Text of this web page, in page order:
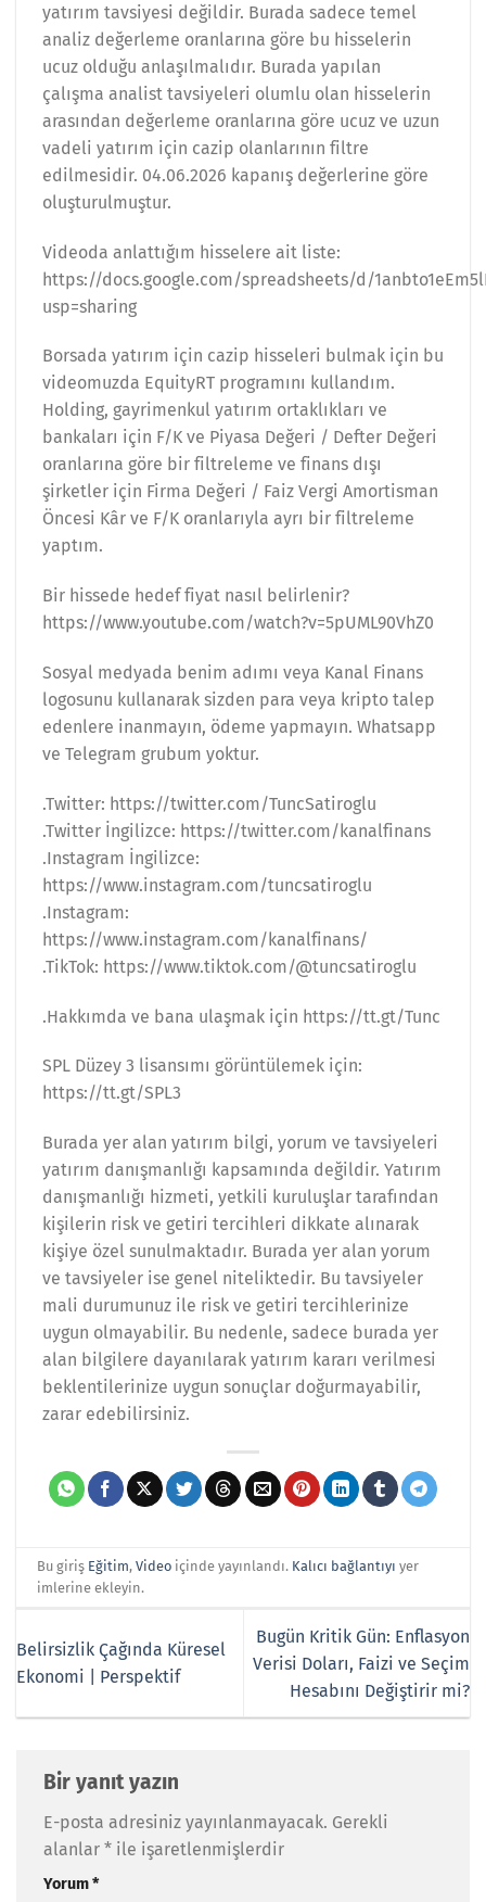
yatırım tavsiyesi değildir. Burada sadece temel
analiz değerleme oranlarına göre bu hisselerin
ucuz olduğu anlaşılmalıdır. Burada yapılan
çalışma analist tavsiyeleri olumlu olan hisselerin
arasından değerleme oranlarına göre ucuz ve uzun
vadeli yatırım için cazip olanlarının filtre
edilmesidir. 04.06.2026 kapanış değerlerine göre
oluşturulmuştur.
Videoda anlattığım hisselere ait liste:
https://docs.google.com/spreadsheets/d/
usp=sharing
Borsada yatırım için cazip hisseleri bulmak için bu
videomuzda EquityRT programını kullandım.
Holding, gayrimenkul yatırım ortaklıkları ve
bankaları için F/K ve Piyasa Değeri / Defter Değeri
oranlarına göre bir filtreleme ve finans dışı
şirketler için Firma Değeri / Faiz Vergi Amortisman
Öncesi Kâr ve F/K oranlarıyla ayrı bir filtreleme
yaptım.
Bir hissede hedef fiyat nasıl belirlenir?
https://www.youtube.com/watch?v=5pUML90VhZ0
Sosyal medyada benim adımı veya Kanal Finans
logosunu kullanarak sizden para veya kripto talep
edenlere inanmayın, ödeme yapmayın. Whatsapp
ve Telegram grubum yoktur.
.Twitter: https://twitter.com/TuncSatiroglu
.Twitter İngilizce: https://twitter.com/kanalfinans
.Instagram İngilizce:
https://www.instagram.com/tuncsatiroglu
.Instagram:
https://www.instagram.com/kanalfinans/
.TikTok: https://www.tiktok.com/@tuncsatiroglu
.Hakkımda ve bana ulaşmak için https://tt.gt/Tunc
SPL Düzey 3 lisansımı görüntülemek için:
https://tt.gt/SPL3
Burada yer alan yatırım bilgi, yorum ve tavsiyeleri
yatırım danışmanlığı kapsamında değildir. Yatırım
danışmanlığı hizmeti, yetkili kuruluşlar tarafından
kişilerin risk ve getiri tercihleri dikkate alınarak
kişiye özel sunulmaktadır. Burada yer alan yorum
ve tavsiyeler ise genel niteliktedir. Bu tavsiyeler
mali durumunuz ile risk ve getiri tercihlerinize
uygun olmayabilir. Bu nedenle, sadece burada yer
alan bilgilere dayanılarak yatırım kararı verilmesi
beklentilerinize uygun sonuçlar doğurmayabilir,
zarar edebilirsiniz.
Bu giriş Eğitim,Video içinde yayınlandı. Kalıcı bağlantıyı yer
imlerine ekleyin.
Belirsizlik Çağında Küresel
Ekonomi | Perspektif
Bugün Kritik Gün: Enflasyon
Verisi Doları, Faizi ve Seçim
Hesabını Değiştirir mi?
Bir yanıt yazın
E-posta adresiniz yayınlanmayacak. Gerekli
alanlar * ile işaretlenmişlerdir
Yorum*